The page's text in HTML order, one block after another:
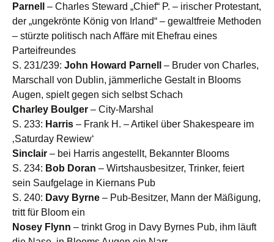
Parnell
– Charles Steward „Chief“ P. – irischer Protestant,
der „ungekrönte König von Irland“ – gewaltfreie Methoden
– stürzte politisch nach Affäre mit Ehefrau eines
Parteifreundes
S. 231/239: John Howard Parnell
– Bruder von Charles,
Marschall von Dublin, jämmerliche Gestalt in Blooms
Augen, spielt gegen sich selbst Schach
Charley Boulger – City-Marshal
S. 233: Harris – Frank H. – Artikel über Shakespeare im
‚Saturday Rewiew‘
Sinclair – bei Harris angestellt, Bekannter Blooms
S. 234: Bob Doran – Wirtshausbesitzer, Trinker, feiert
sein Saufgelage in Kiernans Pub
S. 240: Davy Byrne – Pub-Besitzer, Mann der Mäßigung,
tritt für Bloom ein
Nosey Flynn – trinkt Grog in Davy Byrnes Pub, ihm läuft